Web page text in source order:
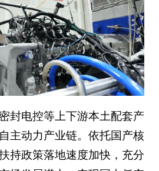
封电控等上下游本土配套产
主动力产业链。依托国产核
持政策落地速度加快，充分